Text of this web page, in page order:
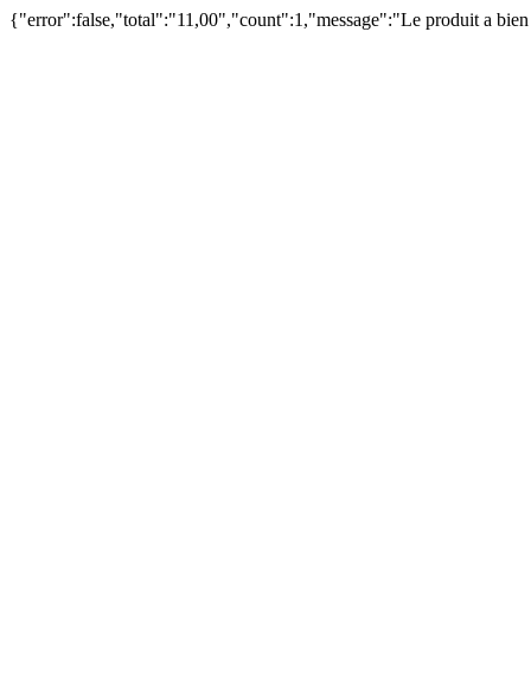
{"error":false,"total":"11,00","count":1,"message":"Le produit a